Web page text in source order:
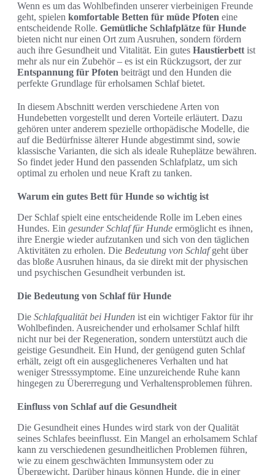
Wenn es um das Wohlbefinden unserer vierbeinigen Freunde
geht, spielen komfortable Betten für müde Pfoten eine
entscheidende Rolle. Gemütliche Schlafplätze für Hunde
bieten nicht nur einen Ort zum Ausruhen, sondern fördern
auch ihre Gesundheit und Vitalität. Ein gutes Haustierbett ist
mehr als nur ein Zubehör – es ist ein Rückzugsort, der zur
Entspannung für Pfoten beiträgt und den Hunden die
perfekte Grundlage für erholsamen Schlaf bietet.
In diesem Abschnitt werden verschiedene Arten von
Hundebetten vorgestellt und deren Vorteile erläutert. Dazu
gehören unter anderem spezielle orthopädische Modelle, die
auf die Bedürfnisse älterer Hunde abgestimmt sind, sowie
klassische Varianten, die sich als ideale Ruheplätze bewähren.
So findet jeder Hund den passenden Schlafplatz, um sich
optimal zu erholen und neue Kraft zu tanken.
Warum ein gutes Bett für Hunde so wichtig ist
Der Schlaf spielt eine entscheidende Rolle im Leben eines
Hundes. Ein gesunder Schlaf für Hunde ermöglicht es ihnen,
ihre Energie wieder aufzutanken und sich von den täglichen
Aktivitäten zu erholen. Die Bedeutung von Schlafgeht über
das bloße Ausruhen hinaus, da sie direkt mit der physischen
und psychischen Gesundheit verbunden ist.
Die Bedeutung von Schlaf für Hunde
Die Schlafqualität bei Hunden ist ein wichtiger Faktor für ihr
Wohlbefinden. Ausreichender und erholsamer Schlaf hilft
nicht nur bei der Regeneration, sondern unterstützt auch die
geistige Gesundheit. Ein Hund, der genügend guten Schlaf
erhält, zeigt oft ein ausgeglicheneres Verhalten und hat
weniger Stresssymptome. Eine unzureichende Ruhe kann
hingegen zu Übererregung und Verhaltensproblemen führen.
Einfluss von Schlaf auf die Gesundheit
Die Gesundheit eines Hundes wird stark von der Qualität
seines Schlafes beeinflusst. Ein Mangel an erholsamem Schlaf
kann zu verschiedenen gesundheitlichen Problemen führen,
wie zu einem geschwächten Immunsystem oder zu
Übergewicht. Darüber hinaus können Hunde, die in einer